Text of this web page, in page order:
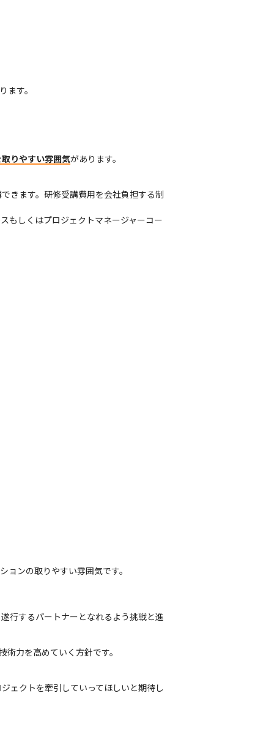
ます。
りやすい雰囲気があります。
きます。研修受講費用を会社負担する制
もしくはプロジェクトマネージャーコー
ョンの取りやすい雰囲気です。
行するパートナーとなれるよう挑戦と進
力を高めていく方針です。
ェクトを牽引していってほしいと期待し